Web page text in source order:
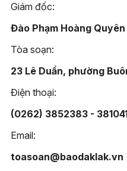
Giám đốc:
Đào Phạm Hoàng Quyên
Tòa soạn:
23 Lê Duẩn, phường
Điện thoại:
(0262) 3852383 -
Email:
toasoan@baodaklak.vn